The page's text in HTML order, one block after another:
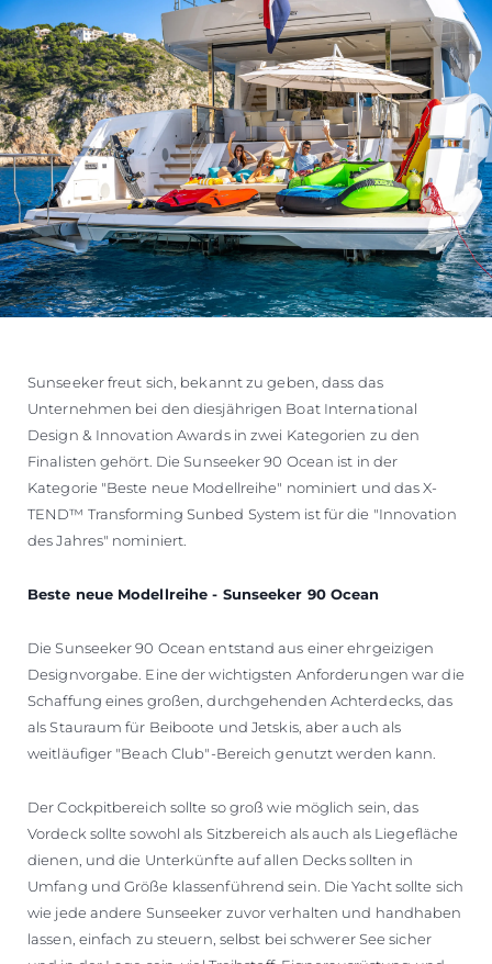
Sunseeker freut sich, bekannt zu geben, dass das
Unternehmen bei den diesjährigen Boat International
Design & Innovation Awards in zwei Kategorien zu den
Finalisten gehört. Die Sunseeker 90 Ocean ist in der
Kategorie "Beste neue Modellreihe" nominiert und das X-
TEND™ Transforming Sunbed System ist für die "Innovation
des Jahres" nominiert.
Beste neue Modellreihe - Sunseeker 90 Ocean
Die Sunseeker 90 Ocean entstand aus einer ehrgeizigen
Designvorgabe. Eine der wichtigsten Anforderungen war die
Schaffung eines großen, durchgehenden Achterdecks, das
als Stauraum für Beiboote und Jetskis, aber auch als
weitläufiger "Beach Club"-Bereich genutzt werden kann.
Der Cockpitbereich sollte so groß wie möglich sein, das
Vordeck sollte sowohl als Sitzbereich als auch als Liegefläche
dienen, und die Unterkünfte auf allen Decks sollten in
Umfang und Größe klassenführend sein. Die Yacht sollte sich
wie jede andere Sunseeker zuvor verhalten und handhaben
lassen, einfach zu steuern, selbst bei schwerer See sicher